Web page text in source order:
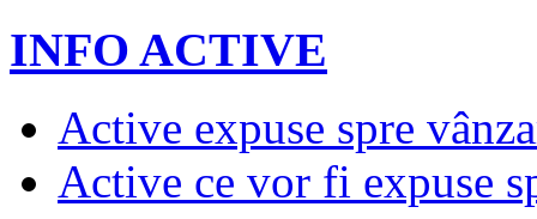
INFO ACTIVE
Active expuse spre
Active ce vor fi expuse